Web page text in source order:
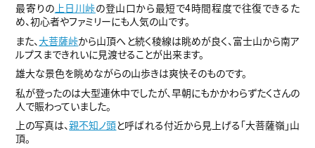
最寄りの 上日川峠の登山口から最短で4時間程度で往復できるた
め、初心者やファミリーにも人気の山です。
また、 大菩薩峠から山頂へと続く稜線は眺めが良く、富士山から南ア
ルプスまできれいに見渡せることが出来ます。
雄大な景色を眺めながらの山歩きは爽快そのものです。
私が登ったのは大型連休中でしたが、早朝にもかかわらずたくさんの
人で賑わっていました。
上の写真は、親不知ノ頭と呼ばれる付近から見上げる「大菩薩嶺」山
頂。